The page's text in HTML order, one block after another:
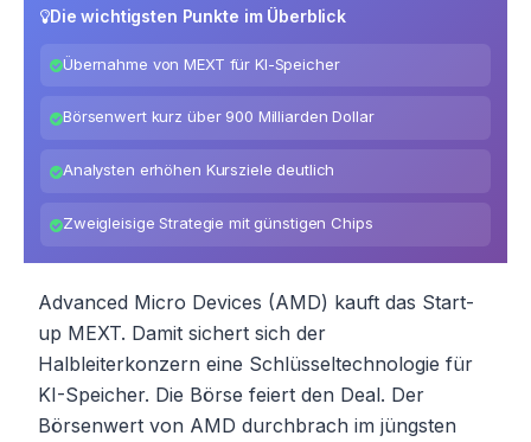
Die wichtigsten Punkte im Überblick
Übernahme von MEXT für KI-Speicher
Börsenwert kurz über 900 Milliarden Dollar
Analysten erhöhen Kursziele deutlich
Zweigleisige Strategie mit günstigen Chips
Advanced Micro Devices (AMD) kauft das Start-
up MEXT. Damit sichert sich der
Halbleiterkonzern eine Schlüsseltechnologie für
KI-Speicher. Die Börse feiert den Deal. Der
Börsenwert von AMD durchbrach im jüngsten